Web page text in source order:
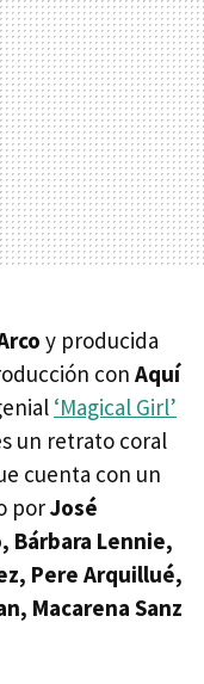
y producida
con Aquí
‘Magical Girl’
un retrato coral
cuenta con un
porJosé
Bárbara Lennie,
Pere Arquillué,
Macarena Sanz